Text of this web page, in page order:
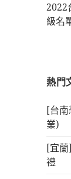
2022
級名
熱門
[台
業)
[宜蘭
禮